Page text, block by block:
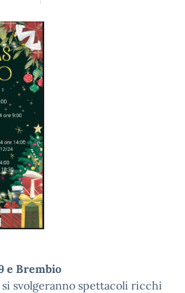
e Brembio
svolgeranno spettacoli ricchi